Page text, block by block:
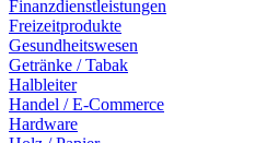
Finanzdienstleistungen
Freizeitprodukte
Gesundheitswesen
Getränke / Tabak
Halbleiter
Handel / E-Commerce
Hardware